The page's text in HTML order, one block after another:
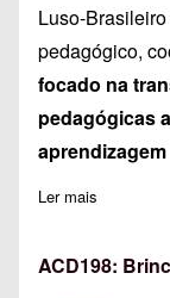
Luso-
pedagógico,
focado na
pedagógicas
Ler mais
ACD198: